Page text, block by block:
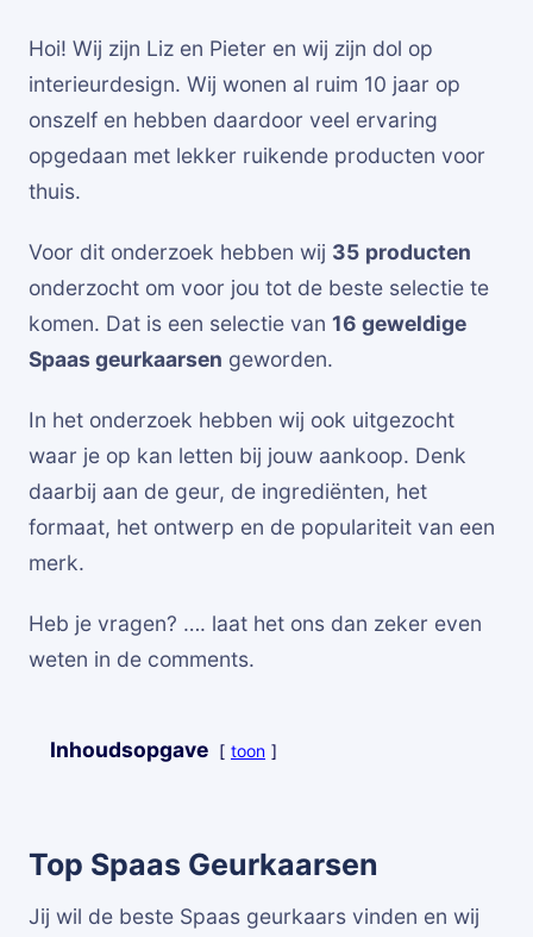
Hoi! Wij zijn Liz en Pieter en wij zijn dol op
interieurdesign. Wij wonen al ruim 10 jaar op
onszelf en hebben daardoor veel ervaring
opgedaan met lekker ruikende producten voor
thuis.
Voor dit onderzoek hebben wij 35 producten
onderzocht om voor jou tot de beste selectie te
komen. Dat is een selectie van 16 geweldige
Spaas geurkaarsen geworden.
In het onderzoek hebben wij ook uitgezocht
waar je op kan letten bij jouw aankoop. Denk
daarbij aan de geur, de ingrediënten, het
formaat, het ontwerp en de populariteit van een
merk.
Heb je vragen? …. laat het ons dan zeker even
weten in de comments.
Inhoudsopgave toon
Top Spaas Geurkaarsen
Jij wil de beste Spaas geurkaars vinden en wij